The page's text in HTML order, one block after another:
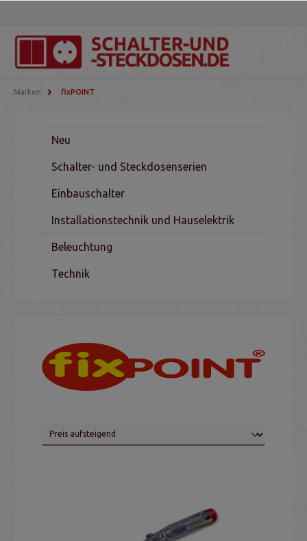
Marken fixPOINT
Neu
Schalter- und Steckdosenserien
Einbauschalter
Installationstechnik und Hauselektrik
Beleuchtung
Technik